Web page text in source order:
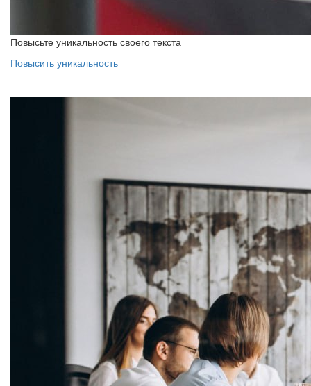
Повысьте уникальность своего текста
Повысить уникальность